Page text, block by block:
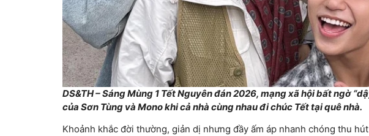
DS&TH – Sáng Mùng 1 Tết Nguyên đán 2026, mạng xã hội bất ngờ
của Sơn Tùng và Mono khi cả nhà cùng nhau đi chúc Tết tại quê nhà.
Khoảnh khắc đời thường, giản dị nhưng đầy ấm áp nhanh chóng thu